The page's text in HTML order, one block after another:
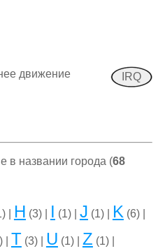
IRQ
движение
в названии города (68
| H (3) | I (1) | J (1) | K (6) |
| T (3) | U (1) | Z (1) |